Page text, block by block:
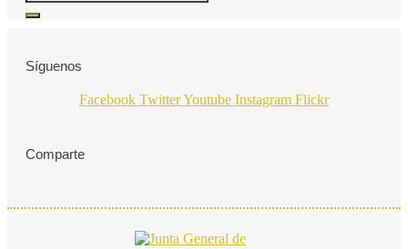
Síguenos
Facebook TwitterYoutube Instagram Flickr
Comparte